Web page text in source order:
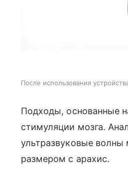
После использования
Подходы, основанные
стимуляции мозга.
ультразвуковые
размером с арахис.